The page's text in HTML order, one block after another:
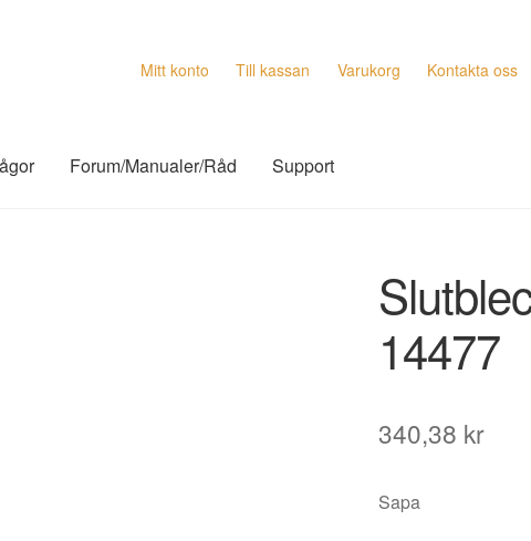
Mitt konto Till kassan Varukorg Kontakta oss
Forum/Manualer/Råd Support
14477
340,38 kr
Sapa